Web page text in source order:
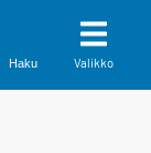
Haku Valikko